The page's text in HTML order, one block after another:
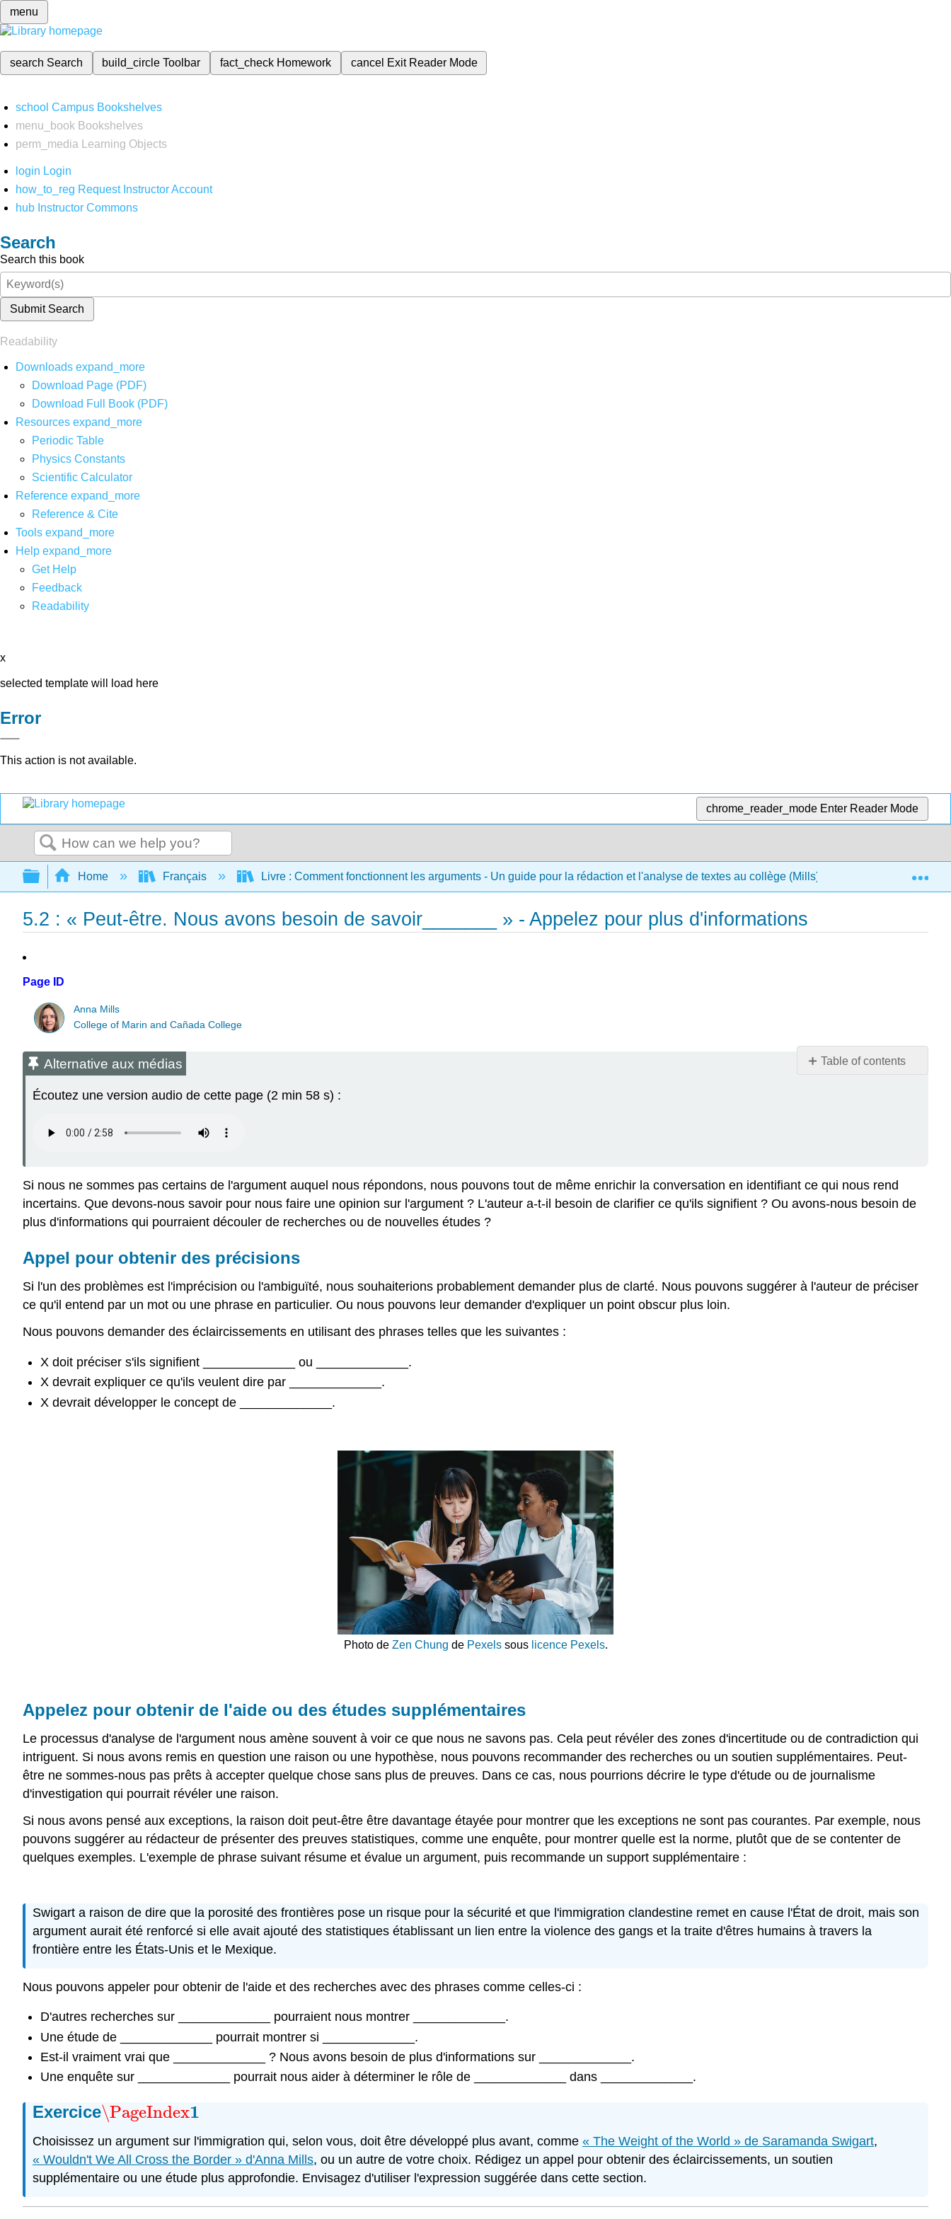
menu
search Search build_circleToolbar fact_check Homework cancel Exit Reader Mode
school Campus Bookshelves
menu_book Bookshelves
perm_media
Learning Objects
login Login
how_to_reg Request Instructor Account
hub Instructor Commons
Search
Search this book
Submit Search
Readability
Downloads expand_more
Download Page (PDF)
Download Full Book (PDF)
Resources expand_more
Periodic Table
Physics Constants
Scientific Calculator
Reference expand_more
Reference & Cite
Tools expand_more
Help expand_more
Get Help
Feedback
Readability
x
selected template will load here
Error
This action is not available.
chrome_reader_mode Enter Reader Mode
Search
Expand/collapse global hierarchy
Home Français Livre : Comment fonctionnent les arguments - Un guide pour la rédaction et l'analyse de textes au collège (Mills) 5 : Répondre
5.2 : « Peut-être. Nous avons besoin de savoir_______ » - Appelez pour plus d'informations
Page ID
Anna Mills
College of Marin and Cañada College
Table of contents
des
précisions
Appelez
ou
Alternative aux médias
Écoutez une version audio de cette page (2 min 58 s) :
Si nous ne sommes pas certains de l'argument auquel nous répondons, nous pouvons tout de même enrichir la conversation en identifiant ce qui nous rend
incertains. Que devons-nous savoir pour nous faire une opinion sur l'argument ? L'auteur a-t-il besoin de clarifier ce qu'ils signifient ? Ou avons-nous besoin de
plus d'informations qui pourraient découler de recherches ou de nouvelles études ?
Appel pour obtenir des précisions
Si l'un des problèmes est l'imprécision ou l'ambiguïté, nous souhaiterions probablement demander plus de clarté. Nous pouvons suggérer à l'auteur de préciser
ce qu'il entend par un mot ou une phrase en particulier. Ou nous pouvons leur demander d'expliquer un point obscur plus loin.
Nous pouvons demander des éclaircissements en utilisant des phrases telles que les suivantes :
X doit préciser s'ils signifient _____________ ou _____________.
X devrait expliquer ce qu'ils veulent dire par _____________.
X devrait développer le concept de _____________.
Photo de Zen Chung de Pexelssous licence Pexels.
Appelez pour obtenir de l'aide ou des études supplémentaires
Le processus d'analyse de l'argument nous amène souvent à voir ce que nous ne savons pas. Cela peut révéler des zones d'incertitude ou de contradiction qui
intriguent. Si nous avons remis en question une raison ou une hypothèse, nous pouvons recommander des recherches ou un soutien supplémentaires. Peut-
être ne sommes-nous pas prêts à accepter quelque chose sans plus de preuves. Dans ce cas, nous pourrions décrire le type d'étude ou de journalisme
d'investigation qui pourrait révéler une raison.
Si nous avons pensé aux exceptions, la raison doit peut-être être davantage étayée pour montrer que les exceptions ne sont pas courantes. Par exemple, nous
pouvons suggérer au rédacteur de présenter des preuves statistiques, comme une enquête, pour montrer quelle est la norme, plutôt que de se contenter de
quelques exemples. L'exemple de phrase suivant résume et évalue un argument, puis recommande un support supplémentaire :
Swigart a raison de dire que la porosité des frontières pose un risque pour la sécurité et que l'immigration clandestine remet en cause l'État de droit, mais son
argument aurait été renforcé si elle avait ajouté des statistiques établissant un lien entre la violence des gangs et la traite d'êtres humains à travers la
frontière entre les États-Unis et le Mexique.
Nous pouvons appeler pour obtenir de l'aide et des recherches avec des phrases comme celles-ci :
D'autres recherches sur _____________ pourraient nous montrer _____________.
Une étude de _____________ pourrait montrer si _____________.
Est-il vraiment vrai que _____________ ? Nous avons besoin de plus d'informations sur _____________.
Une enquête sur _____________ pourrait nous aider à déterminer le rôle de _____________ dans _____________.
Exercice\PageIndex1
\PageIndex1
Choisissez un argument sur l'immigration qui, selon vous, doit être développé plus avant, comme « The Weight of the World » de Saramanda Swigart,
« Wouldn't We All Cross the Border » d'Anna Mills, ou un autre de votre choix. Rédigez un appel pour obtenir des éclaircissements, un soutien
supplémentaire ou une étude plus approfondie. Envisagez d'utiliser l'expression suggérée dans cette section.